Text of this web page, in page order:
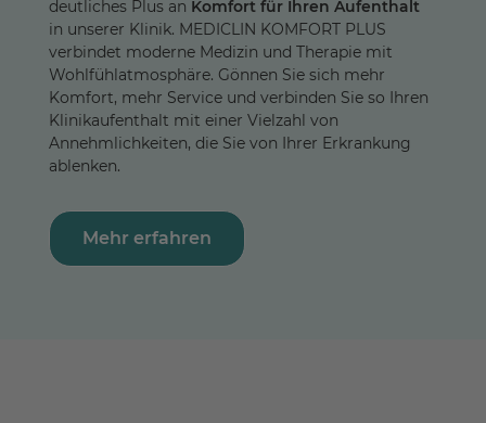
deutliches Plus an Komfort für Ihren Aufenthalt
in unserer Klinik. MEDICLIN KOMFORT PLUS
verbindet moderne Medizin und Therapie mit
Wohlfühlatmosphäre. Gönnen Sie sich mehr
Komfort, mehr Service und verbinden Sie so Ihren
Klinikaufenthalt mit einer Vielzahl von
Annehmlichkeiten, die Sie von Ihrer Erkrankung
ablenken.
Mehr erfahren